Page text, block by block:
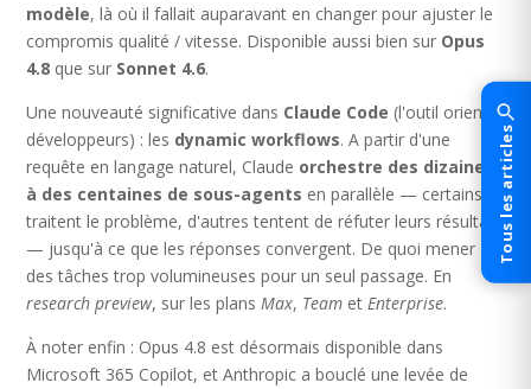
modèle, là où il fallait auparavant en changer pour ajuster le
compromis qualité / vitesse. Disponible aussi bien sur Opus
4.8 que sur Sonnet 4.6.
Une nouveauté significative dans Claude Code (l'outil orienté
développeurs) : les dynamic workflows. A partir d'une
requête en langage naturel, Claude orchestre des dizaines
à des centaines de sous-agents en parallèle — certains
traitent le problème, d'autres tentent de réfuter leurs résultats
— jusqu'à ce que les réponses convergent. De quoi mener
des tâches trop volumineuses pour un seul passage. En
research preview, sur les plansMax, Team etEnterprise.
À noter enfin : Opus 4.8 est désormais disponible dans
Microsoft 365 Copilot, et Anthropic a bouclé une levée de
Tous les articles